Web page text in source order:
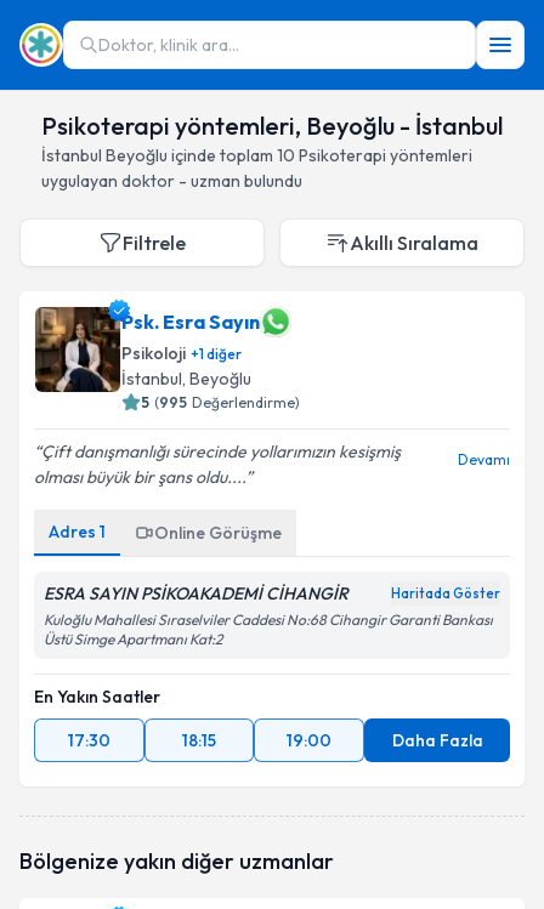
Doktor, klinik ara...
Psikoterapi yöntemleri, Beyoğlu - İstanbul
İstanbul Beyoğlu içinde toplam 10 Psikoterapi yöntemleri
uygulayan doktor - uzman bulundu
Filtrele Akıllı Sıralama
Psk. Esra Sayın
Psikoloji +1diğer
İstanbul, Beyoğlu
5 (995 Değerlendirme)
Çift danışmanlığı sürecinde yollarımızın kesişmiş
olması büyük bir şans oldu....
Devamı
Adres 1 Online Görüşme
ESRA SAYIN PSİKOAKADEMİ CİHANGİR Haritada Göster
Kuloğlu Mahallesi Sıraselviler Caddesi No:68 Cihangir Garanti Bankası
Üstü Simge Apartmanı Kat:2
En Yakın Saatler
17:30
18:15 19:00 Daha Fazla
Bölgenize yakın diğer uzmanlar